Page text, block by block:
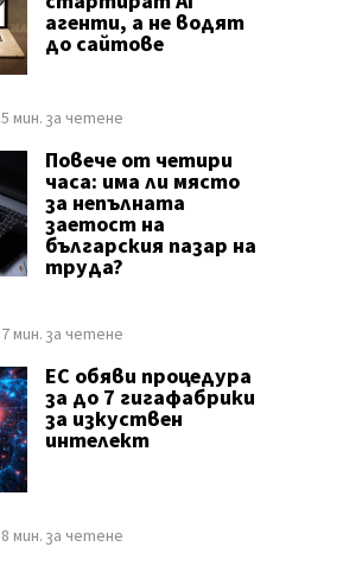
агенти, а не водят
до сайтове
5 мин. за четене
Повече от четири
часа: има ли място
за непълната
заетост на
българския пазар на
труда?
7 мин. за четене
ЕС обяви процедура
за до 7 гигафабрики
за изкуствен
интелект
8 мин. за четене